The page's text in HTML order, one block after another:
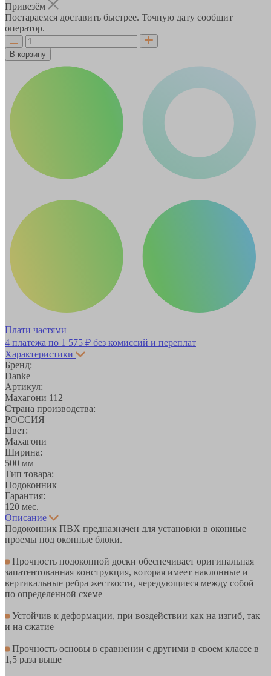
Привезём
Постараемся доставить быстрее. Точную дату сообщит
оператор.
В корзину
Плати частями
4 платежа по 1 575 ₽ без комиссий и переплат
Характеристики
Бренд:
Danke
Артикул:
Махагони 112
Страна производства:
РОССИЯ
Цвет:
Махагони
Ширина:
500 мм
Тип товара:
Подоконник
Гарантия:
120 мес.
Описание
Подоконник ПВХ предназначен для установки в оконные
проемы под оконные блоки.
Прочность подоконной доски обеспечивает оригинальная
запатентованная конструкция, которая имеет наклонные и
вертикальные ребра жесткости, чередующиеся между собой
по определенной схеме
Устойчив к деформации, при воздействии как на изгиб, так
и на сжатие
Прочность основы в сравнении с другими в своем классе в
1,5 раза выше